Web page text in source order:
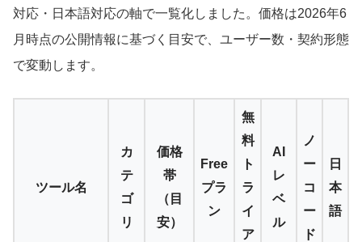
対応・日本語対応の軸で一覧化しました。価格は2026年6
月時点の公開情報に基づく目安で、ユーザー数・契約形態
で変動します。
ツール名
カ
テ
ゴ
リ
価格
帯
（目
安）
Free
プラ
ン
無
料
ト
ラ
イ
ア
AI
レ
ベ
ル
ノ
ー
コ
ー
ド
日
本
語